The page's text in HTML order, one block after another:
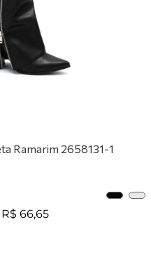
Ramarim 2658131-1
R$ 66,65
tênis preto